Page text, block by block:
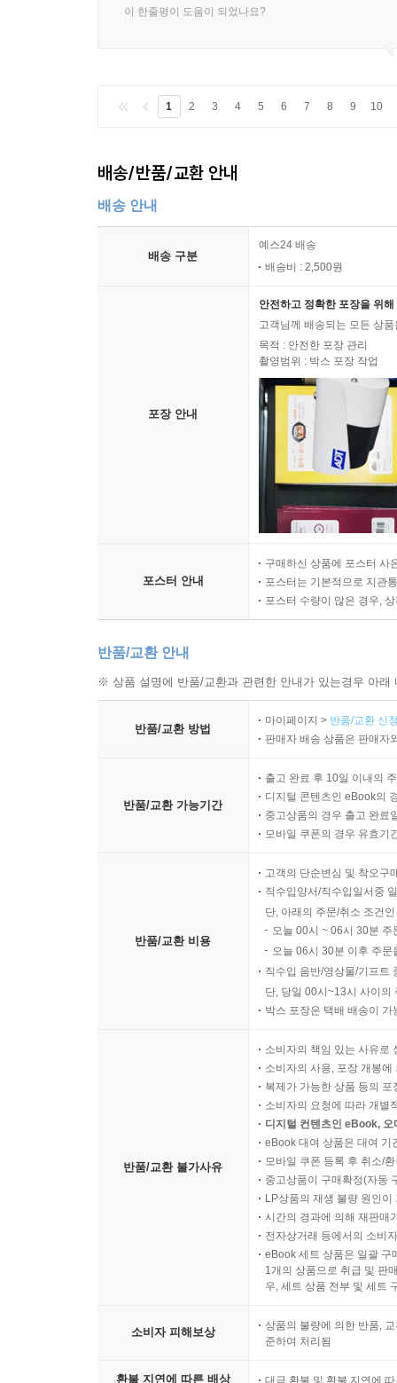
이 한줄평이 도움이 되었나요?
1 2 3 4 5 6 7 8 9 10
배송/반품/교환 안내
배송 안내
배송 구분
예스24 배송
배송비 : 2,500원
포장 안내
안전하고 정확한 포장을 위
고객님께 배송되는 모든 상
목적 : 안전한 포장 관리
촬영범위 : 박스 포장 작업
포스터 안내
구매하신 상품에 포스터 사
포스터는 기본적으로 지관
포스터 수량이 많은 경우,
반품/교환 안내
※ 상품 설명에 반품/교환과 관련한 안내가 있는경우 아
반품/교환 방법
마이페이지 > 반품/교환 신
판매자 배송 상품은 판매자
반품/교환 가능기간
출고 완료 후 10일 이내의
디지털 콘텐츠인 eBook의
중고상품의 경우 출고 완료
모바일 쿠폰의 경우 유효기
반품/교환 비용
고객의 단순변심 및 착오구
직수입양서/직수입일서중
단, 아래의 주문/취소 조건
오늘 00시 ~ 06시 30분
오늘 06시 30분 이후 주
직수입 음반/영상물/기프트
단, 당일 00시~13시 사이의
박스 포장은 택배 배송이
반품/교환 불가사유
소비자의 책임 있는 사유로
소비자의 사용, 포장 개봉
복제가 가능한 상품 등의
소비자의 요청에 따라 개별
디지털 컨텐츠인 eBook,
eBook 대여 상품은 대여 기
모바일 쿠폰 등록 후 취소/
중고상품이 구매확정(자동
LP상품의 재생 불량 원인
시간의 경과에 의해 재판매
전자상거래 등에서의 소비
eBook 세트 상품은 일괄 구
1개의 상품으로 취급 및 판
우, 세트 상품 전부 및 세트
소비자 피해보상
상품의 불량에 의한 반품,
준하여 처리됨
환불 지연에 따른 배상 대금 환불 및 환불 지연에